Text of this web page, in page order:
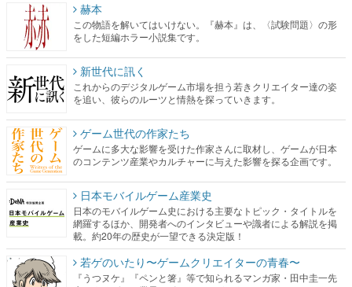
赫本
この物語を解いてはいけない。『赫本』は、〈試験問題〉の形
をした短編ホラー小説集です。
新世代に訊く
これからのデジタルゲーム市場を担う若きクリエイター達の姿
を追い、彼らのルーツと情熱を探っていきます。
ゲーム世代の作家たち
ゲームに多大な影響を受けた作家さんに取材し、ゲームが日本
のコンテンツ産業やカルチャーに与えた影響を探る企画です。
日本モバイルゲーム産業史
日本のモバイルゲーム史における主要なトピック・タイトルを
網羅するほか、開発者へのインタビューや識者による解説を掲
載。約20年の歴史が一望できる決定版！
若ゲのいたり〜ゲームクリエイターの青春〜
『うつヌケ』『ペンと箸』等で知られるマンガ家・田中圭一先